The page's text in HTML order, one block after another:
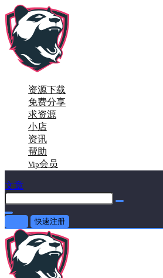
资源下载
免费分享
求资源
小店
资讯
帮助
Vip会员
文章
快速注册